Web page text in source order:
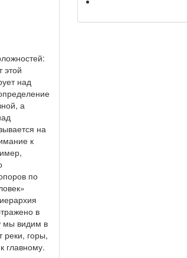
этой
над
а
на
к
по
в
мы видим в
реки, горы,
главному.